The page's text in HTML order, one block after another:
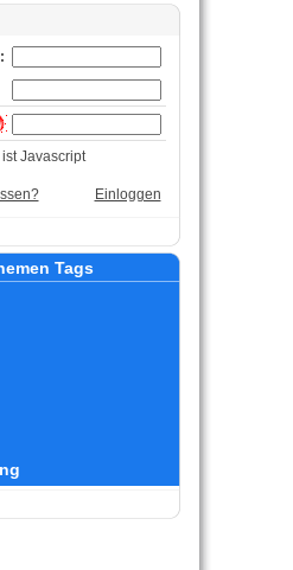
Javascript
Einloggen
Tags